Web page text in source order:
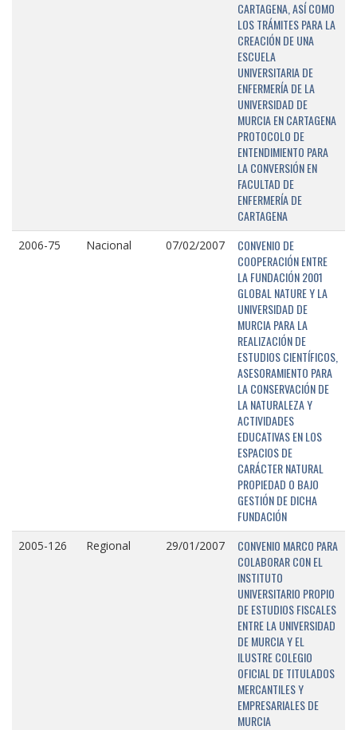
CARTAGENA, ASÍ COMO
LOS TRÁMITES PARA LA
CREACIÓN DE UNA
ESCUELA
UNIVERSITARIA DE
ENFERMERÍA DE LA
UNIVERSIDAD DE
MURCIA EN CARTAGENA
PROTOCOLO DE
ENTENDIMIENTO PARA
LA CONVERSIÓN EN
FACULTAD DE
ENFERMERÍA DE
CARTAGENA
2006-75 Nacional 07/02/2007
CONVENIO DE
COOPERACIÓN ENTRE
LA FUNDACIÓN 2001
GLOBAL NATURE Y LA
UNIVERSIDAD DE
MURCIA PARA LA
REALIZACIÓN DE
ESTUDIOS CIENTÍFICOS,
ASESORAMIENTO PARA
LA CONSERVACIÓN DE
LA NATURALEZA Y
ACTIVIDADES
EDUCATIVAS EN LOS
ESPACIOS DE
CARÁCTER NATURAL
PROPIEDAD O BAJO
GESTIÓN DE DICHA
FUNDACIÓN
2005-126 Regional 29/01/2007
CONVENIO MARCO PARA
COLABORAR CON EL
INSTITUTO
UNIVERSITARIO PROPIO
DE ESTUDIOS FISCALES
ENTRE LA UNIVERSIDAD
DE MURCIA Y EL
ILUSTRE COLEGIO
OFICIAL DE TITULADOS
MERCANTILES Y
EMPRESARIALES DE
MURCIA